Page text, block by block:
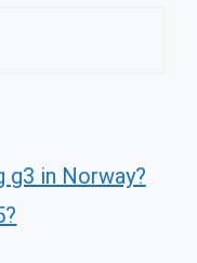
g3 in Norway?